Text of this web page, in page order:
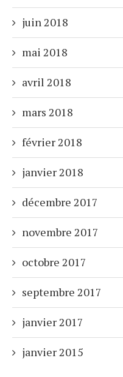
juin 2018
mai 2018
avril 2018
mars 2018
février 2018
janvier 2018
décembre 2017
novembre 2017
octobre 2017
septembre 2017
janvier 2017
janvier 2015